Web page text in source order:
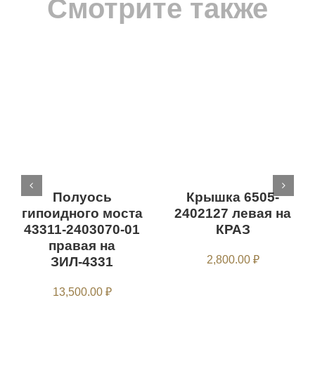
Смотрите также
Полуось
гипоидного моста
43311-2403070-01
правая на
ЗИЛ-4331
13,500.00 ₽
Крышка 6505-
2402127 левая на
КРАЗ
2,800.00 ₽